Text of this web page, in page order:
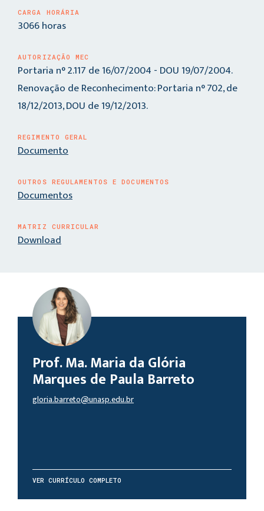
CARGA HORÁRIA
3066 horas
AUTORIZAÇÃO MEC
Portaria n° 2.117 de 16/07/2004 - DOU 19/07/2004.
Renovação de Reconhecimento: Portaria n° 702, de
18/12/2013, DOU de 19/12/2013.
REGIMENTO GERAL
Documento
OUTROS REGULAMENTOS E DOCUMENTOS
Documentos
MATRIZ CURRICULAR
Download
Prof. Ma. Maria da Glória
Marques de Paula Barreto
gloria.barreto@unasp.edu.br
VER CURRÍCULO COMPLETO